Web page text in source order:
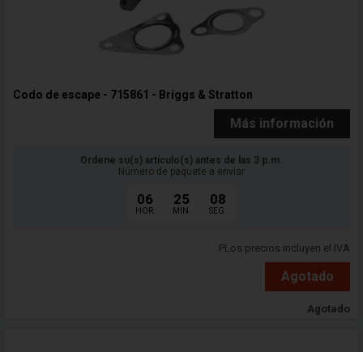
Codo de escape - 715861 - Briggs & Stratton
Más información
Ordene su(s) artículo(s) antes de las 3 p.m.
Número de paquete a enviar
06
HOR.
25
MIN.
06
SEG.
PLos precios incluyen el IVA
Agotado
Agotado